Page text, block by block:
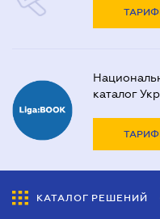
каталог
КАТАЛОГ РЕШЕНИЙ